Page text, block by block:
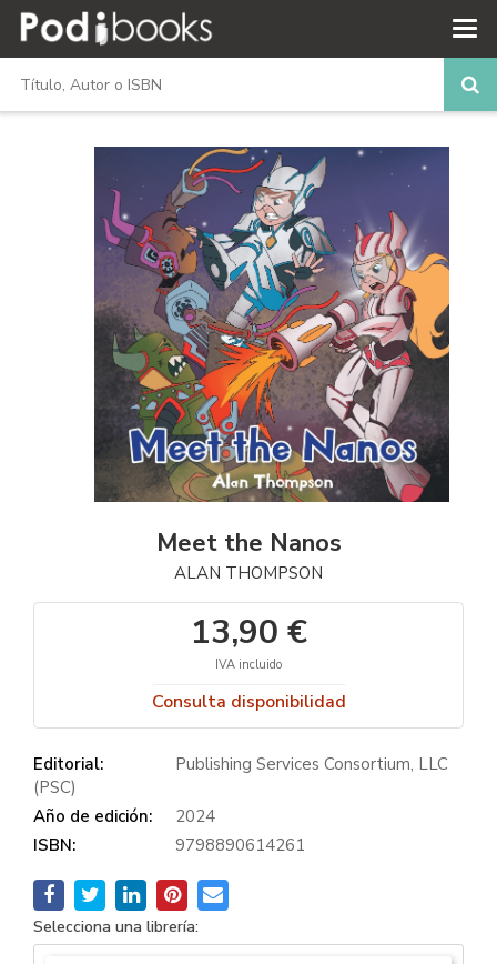
Meet the Nanos
ALAN THOMPSON
13,90 €
IVA incluido
Consulta disponibilidad
Editorial:
Publishing Services Consortium, LLC
(PSC)
Año de edición:
2024
ISBN:
9798890614261
Selecciona una librería: